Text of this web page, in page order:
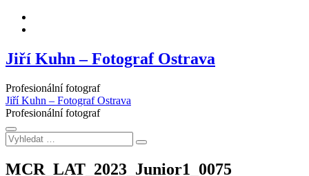
Jiří Kuhn – Fotograf Ostrava
Profesionální fotograf
Jiří Kuhn – Fotograf Ostrava
Profesionální fotograf
Vyhledat
…
MCR_LAT_2023_Junior1_0075